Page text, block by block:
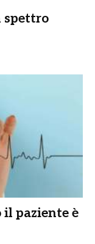
spettro
il paziente è